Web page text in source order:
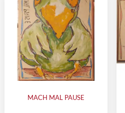
MACH MAL PAUSE